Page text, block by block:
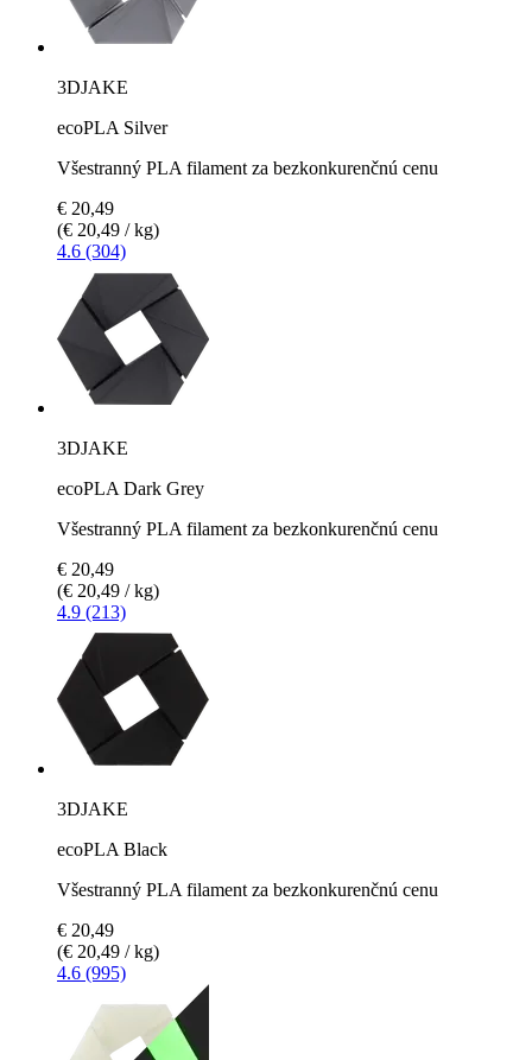
3DJAKE
ecoPLA Silver
Všestranný PLA filament za bezkonkurenčnú cenu
€ 20,49
(€ 20,49 / kg)
4.6 (304)
3DJAKE
ecoPLA Dark Grey
Všestranný PLA filament za bezkonkurenčnú cenu
€ 20,49
(€ 20,49 / kg)
4.9 (213)
3DJAKE
ecoPLA Black
Všestranný PLA filament za bezkonkurenčnú cenu
€ 20,49
(€ 20,49 / kg)
4.6 (995)